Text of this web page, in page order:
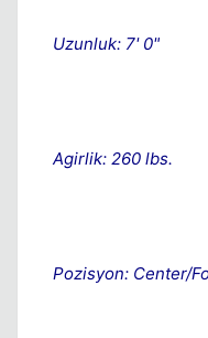
Uzunluk: 7' 0"
Agirlik: 260 lbs.
Pozisyon: Center/